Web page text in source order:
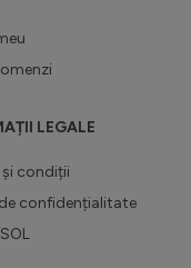
LEGALE
și condiții
confidențialitate
SOL